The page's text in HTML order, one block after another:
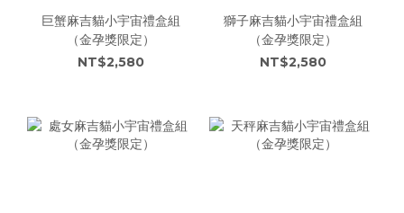
巨蟹麻吉貓小宇宙禮盒組
（金孕獎限定）
NT$2,580
獅子麻吉貓小宇宙禮盒組
（金孕獎限定）
NT$2,580